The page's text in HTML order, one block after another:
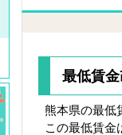
最低賃
熊本県の最低
この最低賃金